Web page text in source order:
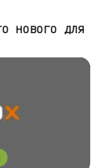
нового для